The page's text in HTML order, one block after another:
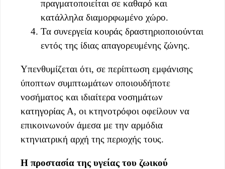
πραγματοποιείται σε καθαρό και
κατάλληλα διαμορφωμένο χώρο.
Τα συνεργεία κουράς δραστηριοποιούνται
εντός της ίδιας απαγορευμένης ζώνης.
Υπενθυμίζεται ότι, σε περίπτωση εμφάνισης
ύποπτων συμπτωμάτων οποιουδήποτε
νοσήματος και ιδιαίτερα νοσημάτων
κατηγορίας Α, οι κτηνοτρόφοι οφείλουν να
επικοινωνούν άμεσα με την αρμόδια
κτηνιατρική αρχή της περιοχής τους.
Η προστασία της υγείας του ζωικού